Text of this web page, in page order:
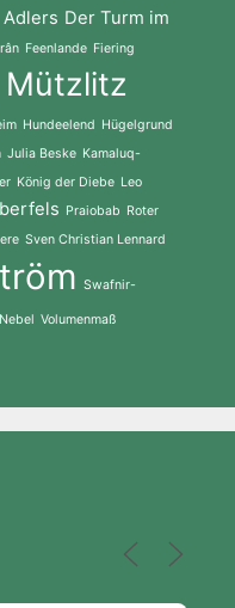
Der Turm im
Feenlande Fiering
Hundeelend Hügelgrund
Julia Beske Kamaluq-
König der Diebe Leo
Praiobab Roter
Sven Christian Lennard
Swafnir-
Volumenmaß